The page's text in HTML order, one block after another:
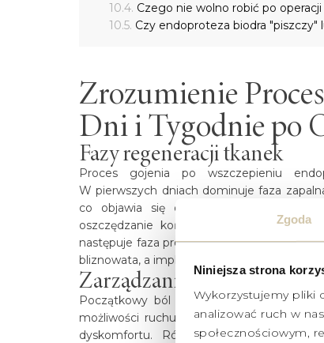
Zgoda
Niniejsza strona
Wykorzystujemy pliki
analizować ruch w
społecznościowym,
Czego nie wolno robić po operacji
Czy endoproteza biodra "piszczy"
Zrozumienie
Dni i Tygodnie po
Fazy regeneracji tkanek
Proces gojenia po wszczepieniu
W pierwszych dniach dominuje faza
co objawia się obrzękiem i
oszczędzanie kończyny, przy
następuje faza proliferacyjna, trwająca do
bliznowata, a implant zaczyna integrować się
Zarządzanie bólem i
Początkowy ból pooperacyjny jest
możliwości ruchu. Nowoczesna
dyskomfortu. Równie istotna jest